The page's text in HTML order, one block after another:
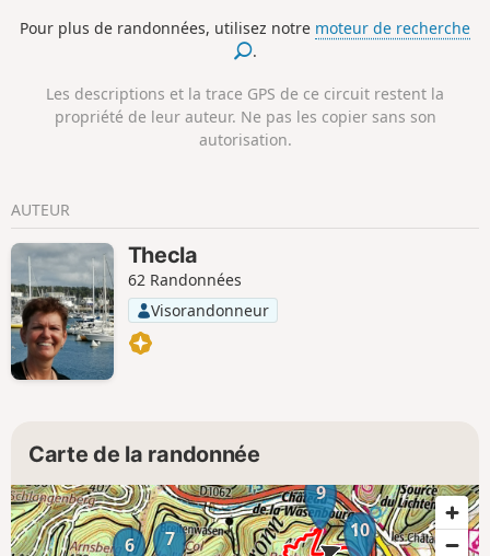
Pour plus de randonnées, utilisez notre moteur de recherche
.
Les descriptions et la trace GPS de ce circuit restent la
propriété de leur auteur. Ne pas les copier sans son
autorisation.
AUTEUR
Thecla
62 Randonnées
Visorandonneur
Carte de la randonnée
6
7
9
10